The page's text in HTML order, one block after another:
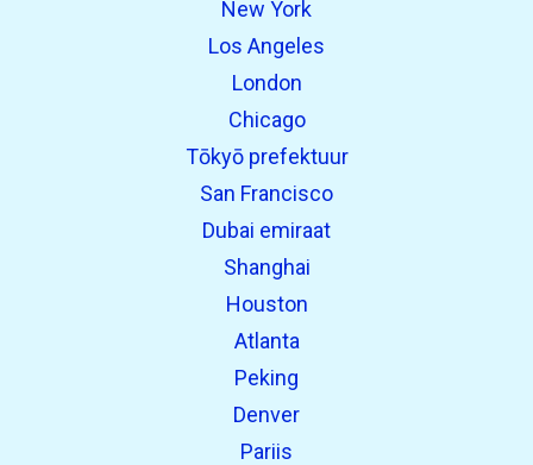
New York
Los Angeles
London
Chicago
Tōkyō prefektuur
San Francisco
Dubai emiraat
Shanghai
Houston
Atlanta
Peking
Denver
Pariis